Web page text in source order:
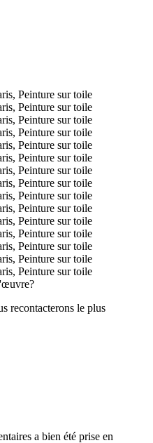
recontacterons le plus
a bien été prise en